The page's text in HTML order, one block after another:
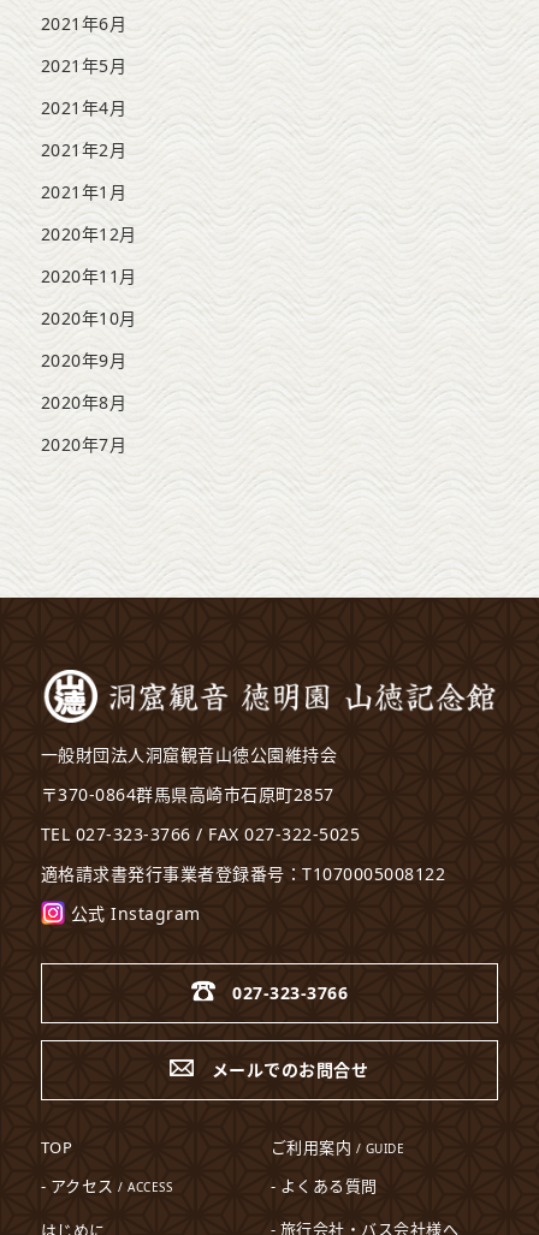
2021年6月
2021年5月
2021年4月
2021年2月
2021年1月
2020年12月
2020年11月
2020年10月
2020年9月
2020年8月
2020年7月
一般財団法人洞窟観音山徳公園維持会
〒370-0864群馬県高崎市石原町2857
TEL 027-323-3766 / FAX 027-322-5025
適格請求書発行事業者登録番号：T1070005008122
公式 Instagram
027-323-3766
メールでのお問合せ
TOP
- アクセス / ACCESS
ご利用案内 / GUIDE
- よくある質問
- 旅行会社・バス会社様へ